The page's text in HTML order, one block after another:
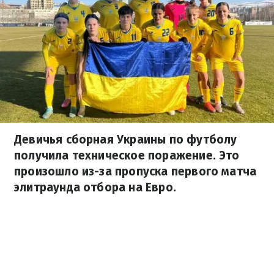
Девичья сборная Украины по футболу
получила техническое поражение. Это
произошло из-за пропуска первого матча
элитраунда отбора на Евро.